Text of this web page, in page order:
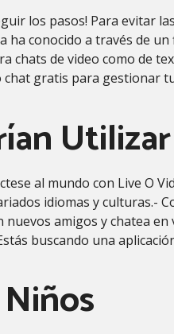
los pasos! Para evitar
conocido a través de
chats de video como de
gratis para gestionar
al mundo con Live O
idiomas y culturas.-
amigos y chatea
buscando una